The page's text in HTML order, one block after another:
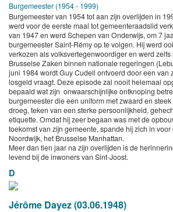
Burgemeester (1954 - 1999)
Burgemeester van 1954 tot aan zijn overlijden in
werd voor de eerste maal tot gemeenteraadslid
van 1947 en werd Schepen van Onderwijs, om 7
burgemeester Saint-Rémy op te volgen. Hij werd
verkozen als volksvertegenwoordiger en werd zelfs
Brusselse Zaken binnen nationale regeringen
juni 1984 wordt Guy Cudell ontvoerd door een van
losgeld vraagt. Deze episode zal nooit helemaal
bepaald wat zijn onwaarschijnlijke ontknoping
burgemeester die een uniform met zwaard en
droeg, teken van een sterke persoonlijkheid,
etiquette. Omdat hij zeer begaan was met de
toekomst van zijn gemeente, spande hij zich in
Noordwijk, het Brusselse Manhattan.
Meer dan tien jaar na zijn overlijden is de
levend bij de inwoners van Sint-Joost.
D
Jérôme Dayez (03.06.1948)